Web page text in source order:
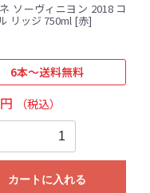
ソーヴィニヨン 2018 コ
ースタル リッジ 750ml [赤]
6本～送料無料
（税込）
カートに入れる